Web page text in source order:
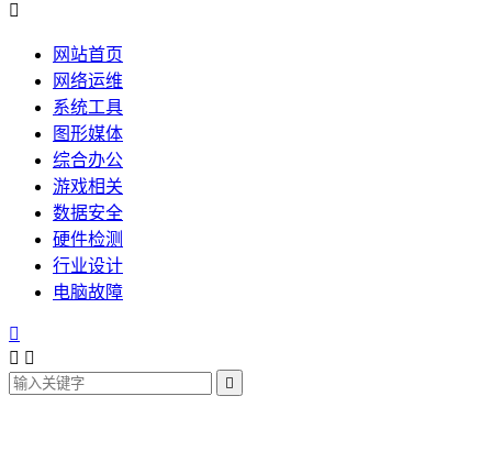

网站首页
网络运维
系统工具
图形媒体
综合办公
游戏相关
数据安全
硬件检测
行业设计
电脑故障

 
